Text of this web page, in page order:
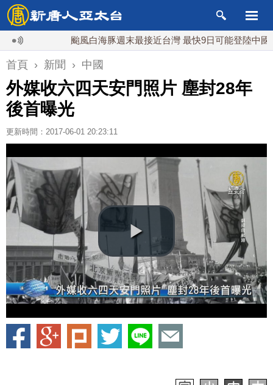
颱風白海豚週末最接近台灣 最快9日可能登陸中國
首頁 › 新聞 › 中國
外媒收六四天安門照片 塵封28年
後首曝光
更新時間：2017-06-01 20:23:11